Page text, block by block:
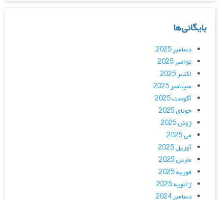
بایگانی‌ها
دسامبر 2025
نوامبر 2025
اکتبر 2025
سپتامبر 2025
آگوست 2025
جولای 2025
ژوئن 2025
می 2025
آوریل 2025
مارس 2025
فوریه 2025
ژانویه 2025
دسامبر 2024